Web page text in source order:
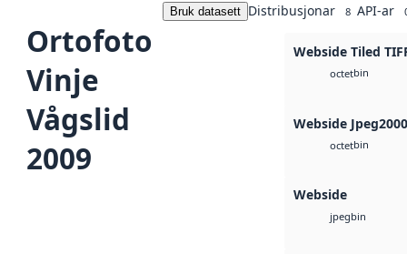
Ortofoto
Vinje
Vågslid
2009
Bruk datasett Distribusjonar 8 API-ar
Webside Tiled
octetbin
Webside Jpeg2000
octetbin
Webside
jpegbin